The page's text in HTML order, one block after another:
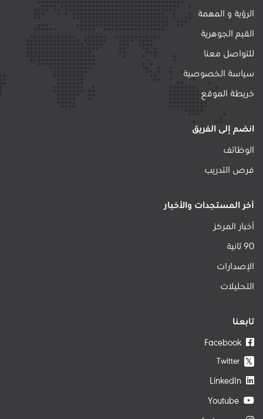
الرؤية و المهمة
القيم الجوهرية
للتواصل معنا
سياسة الخصوصية
خريطة الموقع
انضم إلى الفريق
الوظائف
فرص التدريب
آخر المستجدات والأخبار
أخبار المركز
90 ثانية
الإصدارات
التحليلات
تابعنا
𝕏
Twitter